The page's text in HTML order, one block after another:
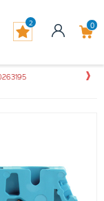
0
2